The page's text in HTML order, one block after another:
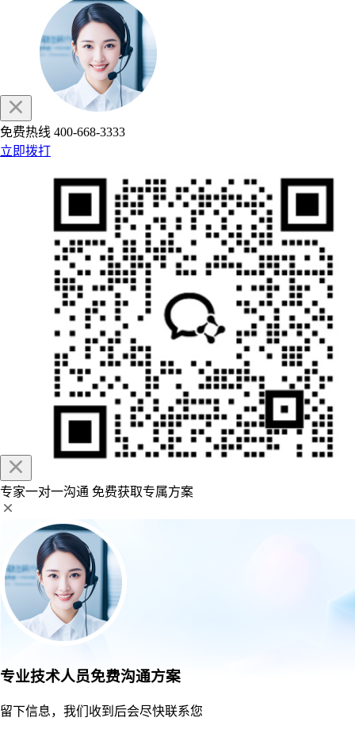
免费热线 400-668-3333
立即拨打
专家一对一沟通 免费获取专属方案
专业技术人员免费沟通方案
留下信息，我们收到后会尽快联系您